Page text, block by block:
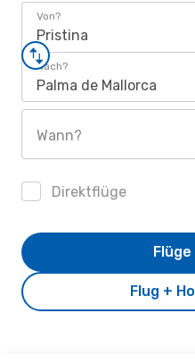
Von?
Pristina
Nach?
Palma de Mallorca
Wann?
Direktflüge
Flug +